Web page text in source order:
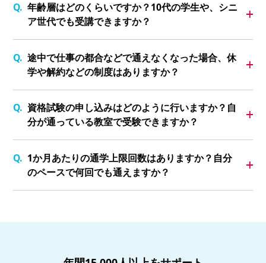
年齢層はどのくらいですか？10代の学生や、シニ
ア世代でも受講できますか？
途中で仕事の都合などで通えなくなった場合、休
学や解約などの制度はありますか？
資格試験の申し込みはどのように行いますか？自
分が通っている教室で受験できますか？
1か月あたりの通学上限回数はありますか？自分
のペースで何回でも通えますか？